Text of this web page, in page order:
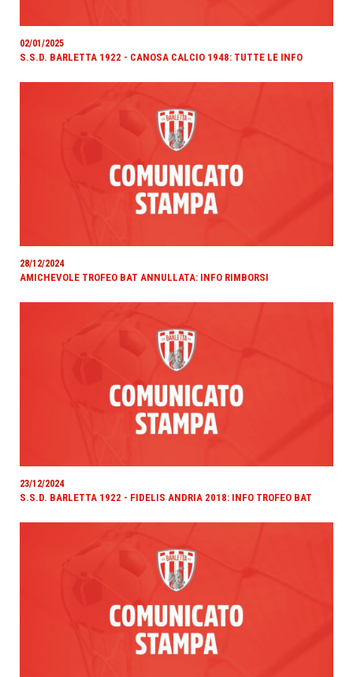
02/01/2025
S.S.D. BARLETTA 1922 - CANOSA CALCIO 1948: TUTTE LE INFO
28/12/2024
AMICHEVOLE TROFEO BAT ANNULLATA: INFO RIMBORSI
23/12/2024
S.S.D. BARLETTA 1922 - FIDELIS ANDRIA 2018: INFO TROFEO BAT